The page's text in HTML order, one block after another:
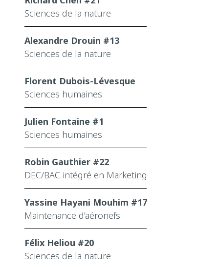
Sciences de la nature
Alexandre Drouin #13
Sciences de la nature
Florent Dubois-Lévesque
Sciences humaines
Julien Fontaine #1
Sciences humaines
Robin Gauthier #22
DEC/BAC intégré en Marketing
Yassine Hayani Mouhim #17
Maintenance d’aéronefs
Félix Heliou #20
Sciences de la nature